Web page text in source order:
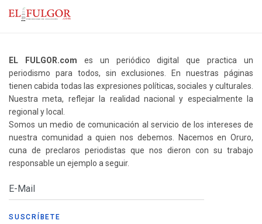
EL FULGOR.com es un periódico digital que practica un
periodismo para todos, sin exclusiones. En nuestras páginas
tienen cabida todas las expresiones políticas, sociales y culturales.
Nuestra meta, reflejar la realidad nacional y especialmente la
regional y local.
Somos un medio de comunicación al servicio de los intereses de
nuestra comunidad a quien nos debemos. Nacemos en Oruro,
cuna de preclaros periodistas que nos dieron con su trabajo
responsable un ejemplo a seguir.